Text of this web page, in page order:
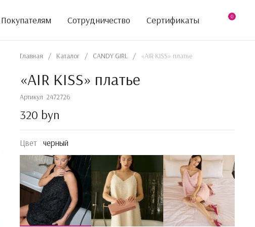
Покупателям Сотрудничество Сертификаты 0
Главная / Каталог / CANDY GIRL / «AIR KISS» платье
«AIR KISS» платье
Артикул 2472726
320 byn
Цвет черный